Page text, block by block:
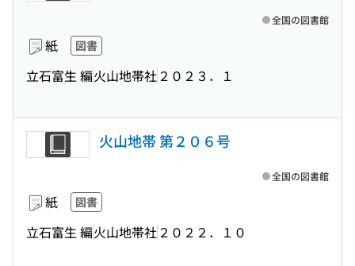
紙 図書
立石富生 編火山地帯社 ２０２３．１
全国の図書館
火山地帯 第２０６号
紙 図書
立石富生 編火山地帯社 ２０２２．１０
全国の図書館